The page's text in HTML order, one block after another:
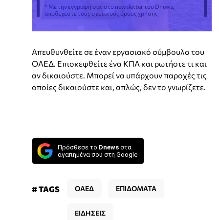
* Με την εγγραφή σας στο newsletter του Dnews,
αποδέχεστε τους σχετικούς όρους χρήσης
Απευθυνθείτε σε έναν εργασιακό σύμβουλο του
ΟΑΕΔ. Επισκεφθείτε ένα ΚΠΑ και ρωτήστε τι και
αν δικαιούστε. Μπορεί να υπάρχουν παροχές τις
οποίες δικαιούστε και, απλώς, δεν το γνωρίζετε.
Πρόσθεσε το Dnews στα
αγαπημένα σου στη Google
# TAGS ΟΑΕΔ ΕΠΙΔΟΜΑΤΑ
ΕΙΔΗΣΕΙΣ